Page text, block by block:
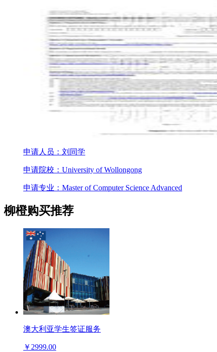
申请人员：刘同学
申请院校：University of Wollongong
申请专业：Master of Computer Science Advanced
柳橙购买推荐
澳大利亚学生签证服务
￥2999.00